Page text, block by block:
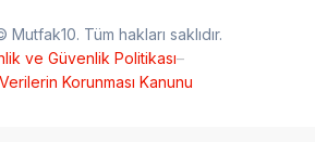
Tüm hakları saklıdır.
ve Güvenlik Politikası–
Korunması Kanunu